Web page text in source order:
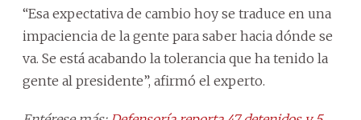
“Esa expectativa de cambio hoy se traduce en una
impaciencia de la gente para saber hacia dónde se
va. Se está acabando la tolerancia que ha tenido la
gente al presidente”, afirmó el experto.